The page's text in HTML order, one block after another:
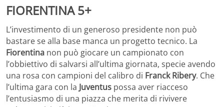
FIORENTINA 5+
L’investimento di un generoso presidente non può
bastare se alla base manca un progetto tecnico. La
Fiorentina non può giocare un campionato con
l’obbiettivo di salvarsi all’ultima giornata, specie avendo
una rosa con campioni del calibro di Franck Ribery. Che
l’ultima gara con la Juventus possa aver riacceso
l’entusiasmo di una piazza che merita di rivivere